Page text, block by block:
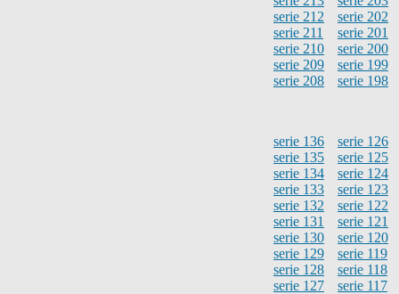
serie 212
serie 211
serie 210
serie 209
serie 208
serie 202
serie 201
serie 200
serie 199
serie 198
serie 136
serie 135
serie 134
serie 133
serie 132
serie 131
serie 130
serie 129
serie 128
serie 127
serie 126
serie 125
serie 124
serie 123
serie 122
serie 121
serie 120
serie 119
serie 118
serie 117